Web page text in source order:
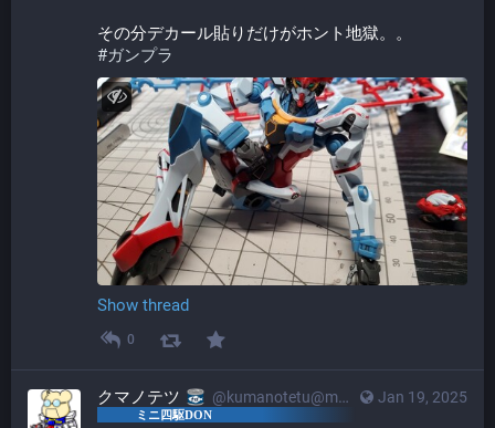
その分デカール貼りだけがホント地獄。。
#ガンプラ
Show thread
0
Jan 19, 2025
クマノテツ @kumanotetu@mstdn.mini4wd-engineer.com